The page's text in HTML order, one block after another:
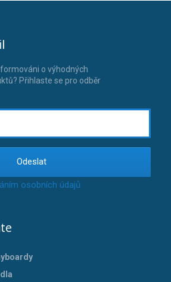
o výhodných
Přihlaste se pro odběr
Odeslat
osobních údajů.